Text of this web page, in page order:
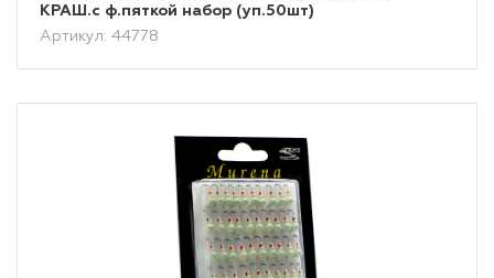
КРАШ.с ф.пяткой набор (уп.50шт)
Артикул: 44778